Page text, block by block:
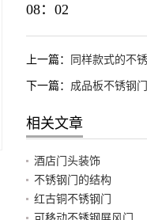
08：02
上一篇： 同样款式的不
下一篇： 成品板不锈钢门
相关文章
酒店门头装饰
不锈钢门的结构
红古铜不锈钢门